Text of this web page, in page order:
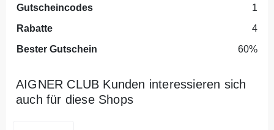
Gutscheincodes
1
Rabatte
4
Bester Gutschein
60%
AIGNER CLUB Kunden interessieren sich
auch für diese Shops